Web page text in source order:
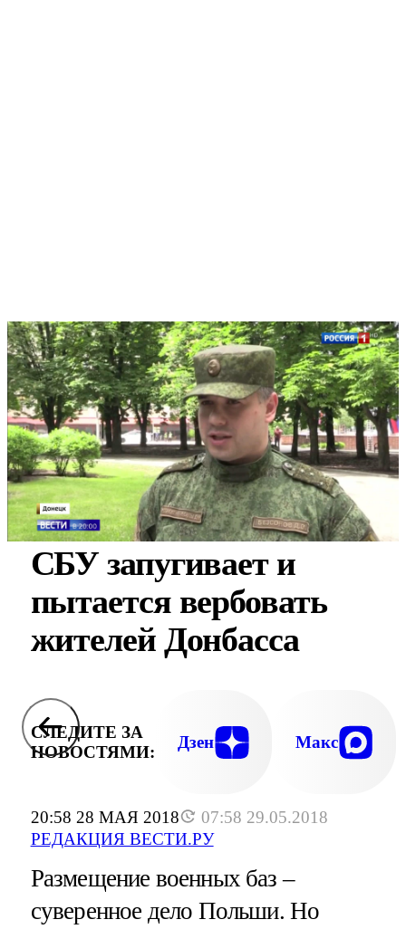
20:58 28 МАЯ 2018
07:58 29.05.2018
РЕДАКЦИЯ ВЕСТИ.РУ
СБУ запугивает и
пытается вербовать
жителей Донбасса
СЛЕДИТЕ ЗА
НОВОСТЯМИ:
Дзен Макс
Размещение военных баз –
суверенное дело Польши. Но